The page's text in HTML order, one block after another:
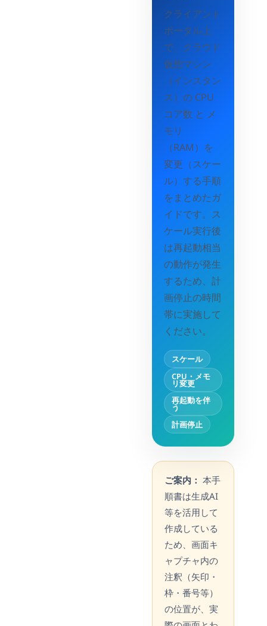
クライアント
ポータル上
で、クラウド
仮想マシン
（インスタン
ス）の CPU
コア数 と メ
モリ
（RAM）を
変更（スケー
ル）する手順
をまとめたガ
イドです。ス
ケール実行後
は再起動相当
の動作が発生
するため、計
画停止の時間
帯に実施して
ください。
スケール
CPU・メモ
リ変更
再起動を伴
う
計画停止
ご案内： 本手
順書は生成AI
等を活用して
作成している
ため、画面キ
ャプチャ内の
注釈（矢印・
枠・番号等）
の位置が、実